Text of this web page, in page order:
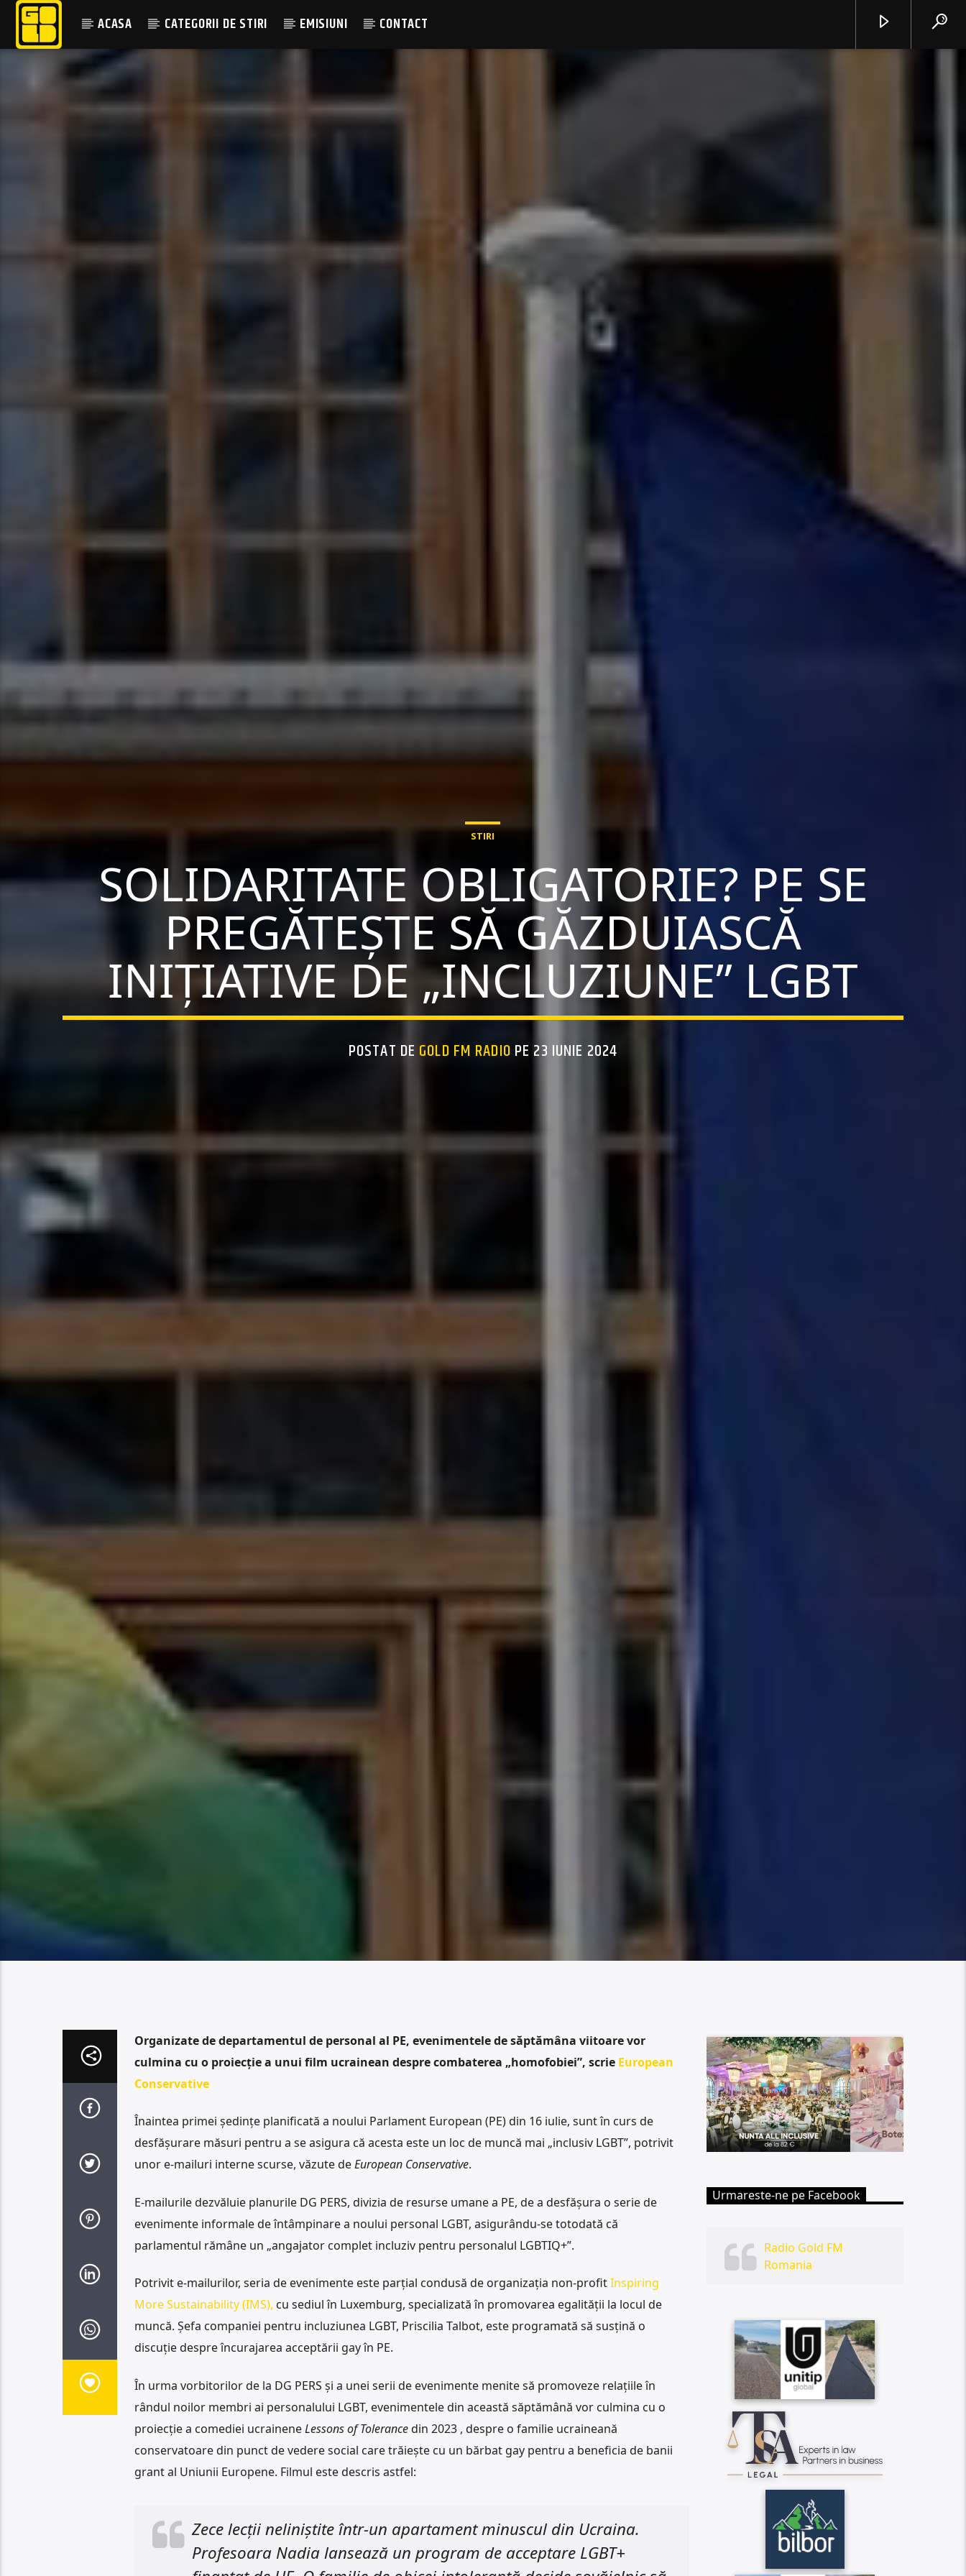
ACASA CATEGORII DE STIRI EMISIUNI CONTACT
STIRI
SOLIDARITATE OBLIGATORIE? PE SE
PREGĂTEȘTE SĂ GĂZDUIASCĂ
INIȚIATIVE DE „INCLUZIUNE” LGBT
POSTAT DE GOLD FM RADIO PE 23 IUNIE 2024
Organizate de departamentul de personal al PE, evenimentele de săptămâna viitoare vor
culmina cu o proiecție a unui film ucrainean despre combaterea „homofobiei”, scrie European
Conservative
Înaintea primei ședințe planificată a noului Parlament European (PE) din 16 iulie, sunt în curs de
desfășurare măsuri pentru a se asigura că acesta este un loc de muncă mai „inclusiv LGBT”, potrivit
unor e-mailuri interne scurse, văzute deEuropean Conservative.
E-mailurile dezvăluie planurile DG PERS, divizia de resurse umane a PE, de a desfășura o serie de
evenimente informale de întâmpinare a noului personal LGBT, asigurându-se totodată că
parlamentul rămâne un „angajator complet incluziv pentru personalul LGBTIQ+”.
Potrivit e-mailurilor, seria de evenimente este parțial condusă de organizația non-profitInspiring
More Sustainability (IMS), cu sediul în Luxemburg, specializată în promovarea egalității la locul de
muncă. Șefa companiei pentru incluziunea LGBT, Priscilia Talbot, este programată să susțină o
discuție despre încurajarea acceptării gay în PE.
În urma vorbitorilor de la DG PERS și a unei serii de evenimente menite să promoveze relațiile în
rândul noilor membri ai personalului LGBT, evenimentele din această săptămână vor culmina cu o
proiecție a comediei ucraineneLessons of Tolerancedin 2023 , despre o familie ucraineană
conservatoare din punct de vedere social care trăiește cu un bărbat gay pentru a beneficia de banii
grant al Uniunii Europene. Filmul este descris astfel:
Zece lecții neliniștite într-un apartament minuscul din Ucraina.
Profesoara Nadia lansează un program de acceptare LGBT+
Urmareste-ne pe Facebook
Radio Gold FM
Romania